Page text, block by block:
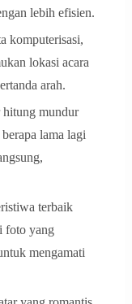
lebih efisien.
komputerisasi,
lokasi acara
arah.
mundur
lama lagi
terbaik
foto yang
mengamati